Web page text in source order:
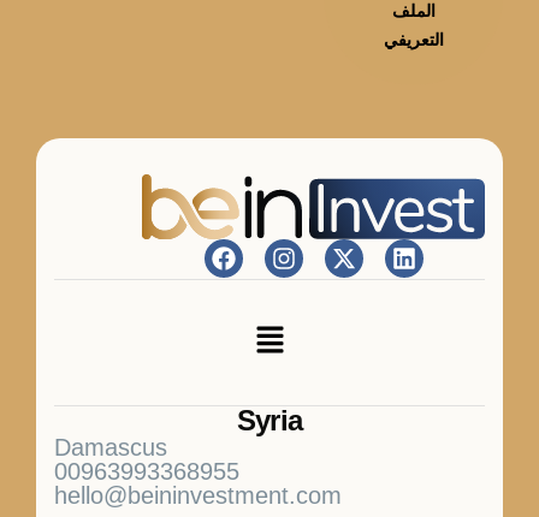
الملف
التعريفي
Syria
Damascus
00963993368955
hello@beininvestment.com